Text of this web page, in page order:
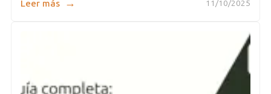
11/10/2025
Leer más →